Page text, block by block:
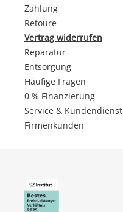
Zahlung
Retoure
Vertrag widerrufen
Reparatur
Entsorgung
Häufige Fragen
0 % Finanzierung
Service & Kundendienst
Firmenkunden